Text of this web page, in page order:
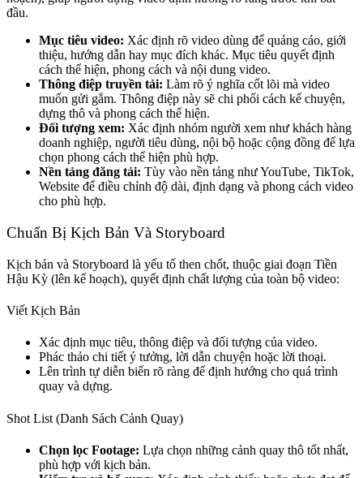
đầu.
Mục tiêu video: Xác định rõ video dùng để quảng cáo, giới
thiệu, hướng dẫn hay mục đích khác. Mục tiêu quyết định
cách thể hiện, phong cách và nội dung video.
Thông điệp truyền tải: Làm rõ ý nghĩa cốt lõi mà video
muốn gửi gắm. Thông điệp này sẽ chi phối cách kể chuyện,
dựng thô và phong cách thể hiện.
Đối tượng xem: Xác định nhóm người xem như khách hàng
doanh nghiệp, người tiêu dùng, nội bộ hoặc cộng đồng để lựa
chọn phong cách thể hiện phù hợp.
Nền tảng đăng tải: Tùy vào nền tảng như YouTube, TikTok,
Website để điều chỉnh độ dài, định dạng và phong cách video
cho phù hợp.
Chuẩn Bị Kịch Bản Và Storyboard
Kịch bản và Storyboard là yếu tố then chốt, thuộc giai đoạn Tiền
Hậu Kỳ (lên kế hoạch), quyết định chất lượng của toàn bộ video:
Viết Kịch Bản
Xác định mục tiêu, thông điệp và đối tượng của video.
Phác thảo chi tiết ý tưởng, lời dẫn chuyện hoặc lời thoại.
Lên trình tự diễn biến rõ ràng để định hướng cho quá trình
quay và dựng.
Shot List (Danh Sách Cảnh Quay)
Chọn lọc Footage: Lựa chọn những cảnh quay thô tốt nhất,
phù hợp với kịch bản.